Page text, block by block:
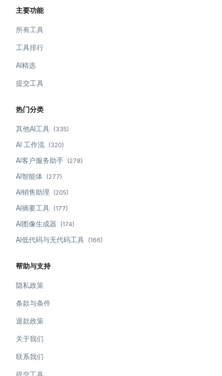
主要功能
所有工具
工具排行
AI精选
提交工具
热门分类
其他AI工具 (335)
AI 工作流 (320)
AI客户服务助手 (278)
AI智能体 (277)
AI销售助理 (205)
AI摘要工具 (177)
AI图像生成器 (174)
AI低代码与无代码工具 (166)
帮助与支持
隐私政策
条款与条件
退款政策
关于我们
联系我们
提交工具